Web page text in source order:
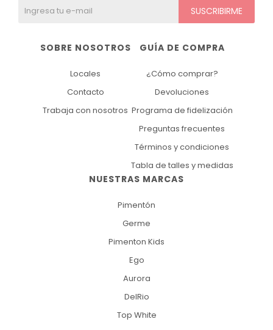
NUESTRAS MARCAS
Pimentón
Germe
Pimenton Kids
Ego
Aurora
DelRio
Top White
GUÍA DE COMPRA
¿Cómo comprar?
Devoluciones
Programa de fidelización
Preguntas frecuentes
Términos y condiciones
Tabla de talles y medidas
SOBRE NOSOTROS
Locales
Contacto
Trabaja con nosotros
SUSCRIBIRME